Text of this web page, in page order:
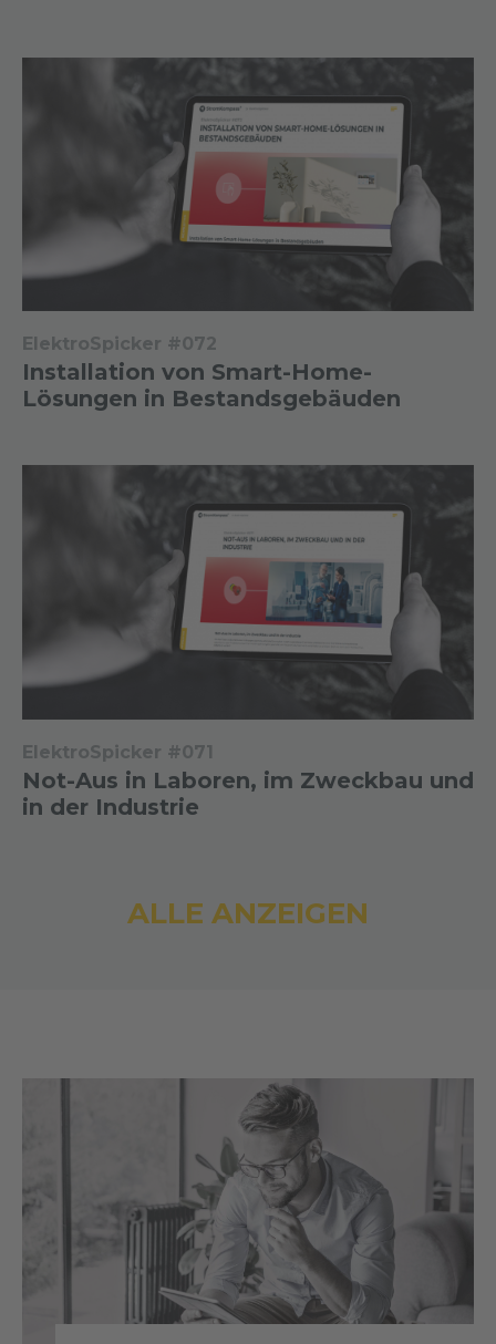
ElektroSpicker #072
Installation von Smart-Home-
Lösungen in Bestandsgebäuden
ElektroSpicker #071
Not-Aus in Laboren, im Zweckbau und
in der Industrie
ALLE ANZEIGEN